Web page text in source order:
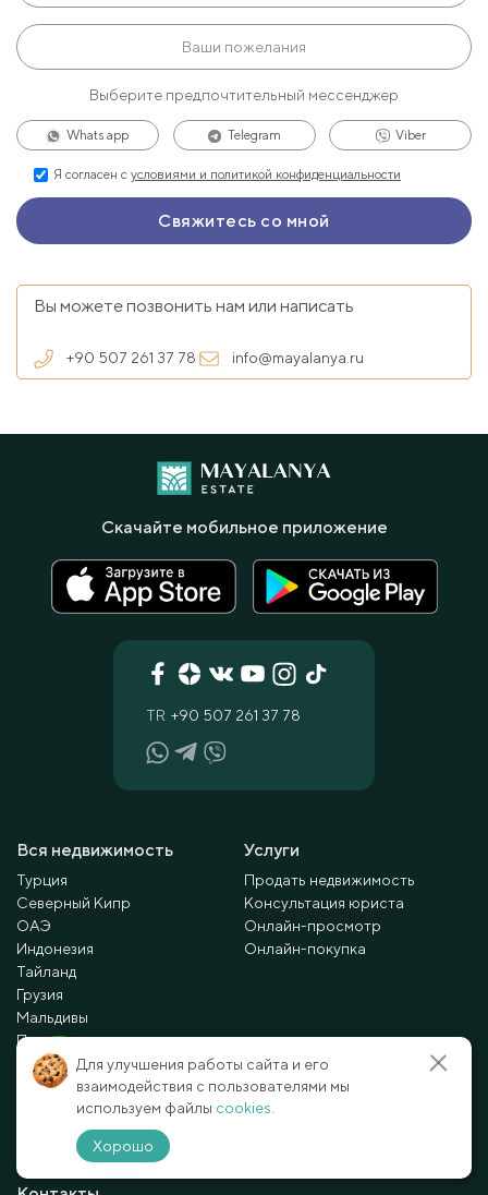
Выберите предпочтительный мессенджер
Whats app Telegram Viber
Я согласен с условиями и политикой конфиденциальности
Вы можете позвонить нам или написать
+90 507 261 37 78 info@mayalanya.ru
Вся недвижимость
Турция
Северный Кипр
ОАЭ
Индонезия
Тайланд
Грузия
Мальдивы
Проданные
Услуги
Продать недвижимость
Консультация юриста
Онлайн-просмотр
Онлайн-покупка
Полезное
Новости
TR +90 507 261 37 78
Скачайте мобильное приложение
Для улучшения работы сайта и его
взаимодействия с пользователями мы
используем файлы cookies.
Хорошо